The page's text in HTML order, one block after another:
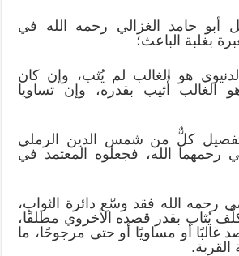
أبو حامد الغزالي رحمه الله في
بغلبة الباعث؛
هو الغالب لم يُثب، وإن كان
الغالب أُثيب بقدره، وإن تساويا
كلٌّ من شمس الدين الرملي
رحمهما الله، فجعلوه المعتمد في
رحمه الله فقد وسّع دائرة الثواب،
يُثاب بقدر قصده الأخروي مطلقًا،
غالبًا أو مساويًا أو حتى مرجوحًا، ما